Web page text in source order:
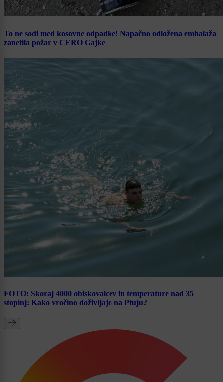
To ne sodi med kosovne odpadke! Napačno odložena embalaža
zanetila požar v CERO Gajke
FOTO: Skoraj 4000 obiskovalcev in temperature nad 35
stopinj: Kako vročino doživljajo na Ptuju?